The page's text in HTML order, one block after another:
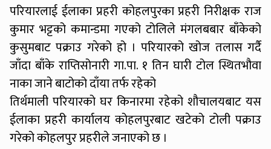
परियारलाई ईलाका प्रहरी कोहलपुरका प्रहरी निरीक्षक राज
कुमार भट्टको कमान्डमा गएको टोलिले मंगलबबार बाँकेको
कुसुमबाट पक्राउ गरेको हो । परियारको खोज तलास गर्दै
जाँदा बाँके राप्तिसोनारी गा.पा. १ तिन घारी टोल स्थितभौवा
नाका जाने बाटोको दाँया तर्फ रहेको
तिर्थमाली परियारको घर किनारमा रहेको शौचालयबाट यस
ईलाका प्रहरी कार्यालय कोहलपुरबाट खटेको टोली पक्राउ
गरेको कोहलपुर प्रहरीले जनाएको छ ।